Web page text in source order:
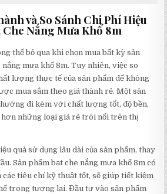
và So Sánh Chi Phí Hiệu
Nắng Mưa Khổ 8m
thể bỏ qua khi chọn mua bất kỳ sản
nắng mưa khổ 8m. Tuy nhiên, việc so
lượng thực tế của sản phẩm để không
mua sắm theo giá thành rẻ. Một sản
đi kèm với chất lượng tốt, độ bền,
hơn những loại giá rẻ trôi nổi trên thị
quả sử dụng lâu dài của sản phẩm, thay
Sản phẩm bạt che nắng mưa khổ 8m có
các tiêu chí kỹ thuật tốt, sẽ giúp tiết kiệm
trong tương lai. Đầu tư vào sản phẩm